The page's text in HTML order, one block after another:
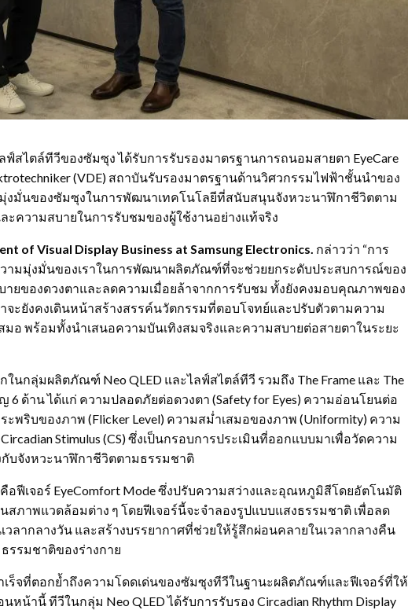
ฟ์สไตล์ทีวีของซัมซุง ได้รับการรับรองมาตรฐานการถนอมสายตา EyeCare
(VDE) สถาบันรับรองมาตรฐานด้านวิศวกรรมไฟฟ้าชั้นนำของ
งมั่นของซัมซุงในการพัฒนาเทคโนโลยีที่สนับสนุนจังหวะนาฬิกาชีวิตตาม
ะความสบายในการรับชมของผู้ใช้งานอย่างแท้จริง
of Visual Display Business at Samsung Electronics. กล่าวว่า “การ
วามมุ่งมั่นของเราในการพัฒนาผลิตภัณฑ์ที่จะช่วยยกระดับประสบการณ์ของ
ยของดวงตาและลดความเมื่อยล้าจากการรับชม ทั้งยังคงมอบคุณภาพของ
จะยังคงเดินหน้าสร้างสรรค์นวัตกรรมที่ตอบโจทย์และปรับตัวตามความ
มอ พร้อมทั้งนำเสนอความบันเทิงสมจริงและความสบายต่อสายตาในระยะ
นกลุ่มผลิตภัณฑ์ Neo QLED และไลฟ์สไตล์ทีวี รวมถึง The Frame และ The
ด้าน ได้แก่ ความปลอดภัยต่อดวงตา (Safety for Eyes) ความอ่อนโยนต่อ
ระพริบของภาพ (Flicker Level) ความสม่ำเสมอของภาพ (Uniformity) ความ
Stimulus (CS) ซึ่งเป็นกรอบการประเมินที่ออกแบบมาเพื่อวัดความ
บจังหวะนาฬิกาชีวิตตามธรรมชาติ
ฟีเจอร์ EyeComfort Mode ซึ่งปรับความสว่างและอุณหภูมิสีโดยอัตโนมัติ
สภาพแวดล้อมต่าง ๆ โดยฟีเจอร์นี้จะจำลองรูปแบบแสงธรรมชาติ เพื่อลด
ลากลางวัน และสร้างบรรยากาศที่ช่วยให้รู้สึกผ่อนคลายในเวลากลางคืน
รรมชาติของร่างกาย
ร็จที่ตอกย้ำถึงความโดดเด่นของซัมซุงทีวีในฐานะผลิตภัณฑ์และฟีเจอร์ที่ให้
น้านี้ ทีวีในกลุ่ม Neo QLED ได้รับการรับรอง Circadian Rhythm Display